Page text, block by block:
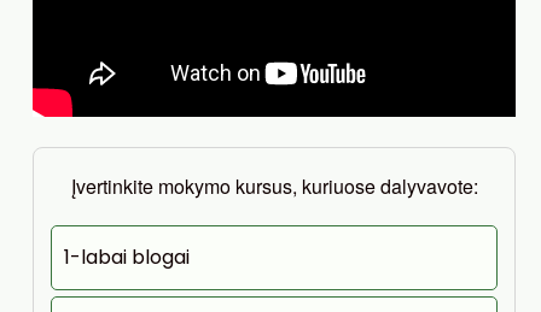
Įvertinkite mokymo kursus, kuriuose dalyvavote:
1-labai blogai